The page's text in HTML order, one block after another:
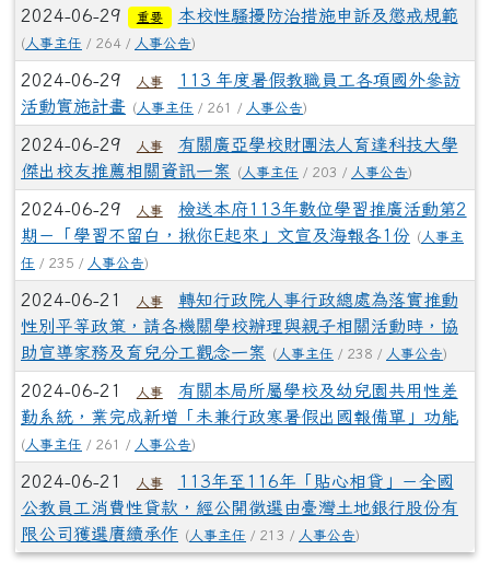
2024-06-29 重要 本校性騷擾防治措施申訴及懲戒規範
( 人事主任 / 264 / 人事公告)
2024-06-29 人事
113 年度暑假教職員工各項國外參訪
活動實施計畫 ( 人事主任 / 261 / 人事公告)
2024-06-29 人事
有關廣亞學校財團法人育達科技大學
傑出校友推薦相關資訊一案
( 人事主任 / 203 / 人事公告)
2024-06-29 人事
檢送本府113年數位學習推廣活動第2
期－「學習不留白，揪你E起來」文宣及海報各1份
( 人事主
任 / 235 / 人事公告)
2024-06-21 人事
轉知行政院人事行政總處為落實推動
性別平等政策，請各機關學校辦理與親子相關活動時，協
助宣導家務及育兒分工觀念一案
( 人事主任 / 238 / 人事公告)
2024-06-21 人事
有關本局所屬學校及幼兒園共用性差
勤系統，業完成新增「未兼行政寒暑假出國報備單」功能
( 人事主任 / 261 / 人事公告)
2024-06-21 人事
113年至116年「貼心相貸」－全國
公教員工消費性貸款，經公開徵選由臺灣土地銀行股份有
限公司獲選賡續承作 ( 人事主任 / 213 / 人事公告)